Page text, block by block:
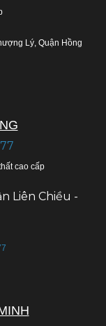
Lý, Quận Hồng
cao cấp
Liên Chiều -